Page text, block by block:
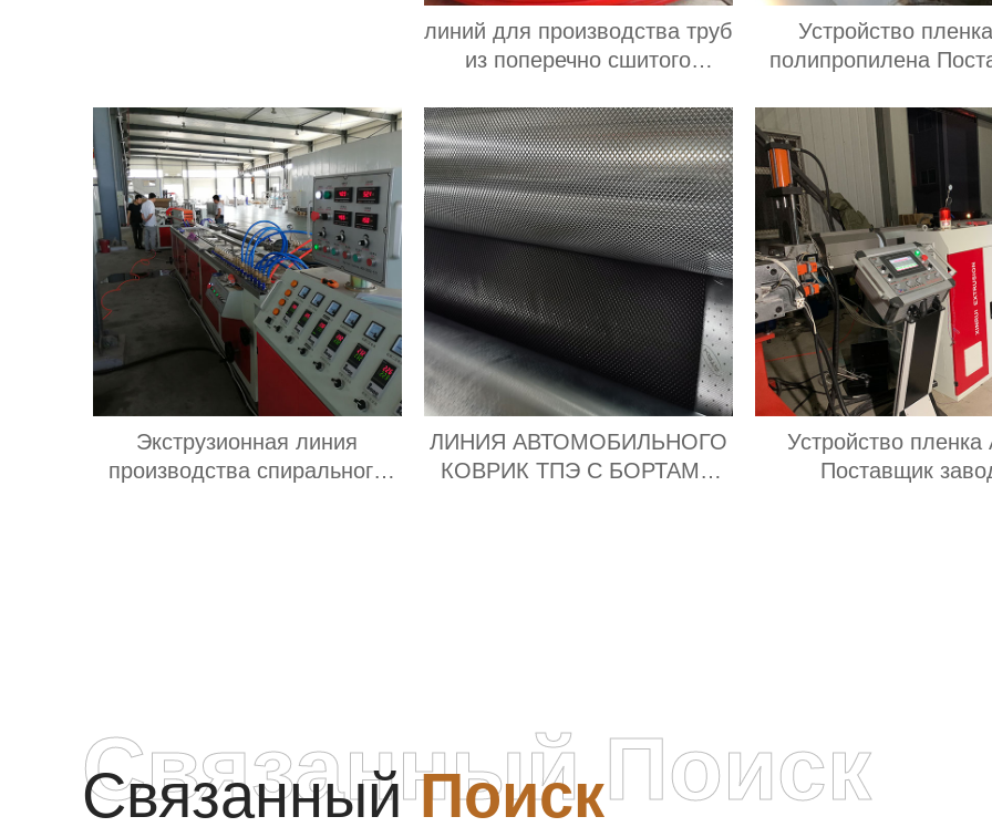
линий для производства труб
из поперечно сшитого
Устройство
полипропилена
Экструзионная линия
производства спирального
ЛИНИЯ АВТОМОБИЛЬНОГО
КОВРИК ТПЭ С БОРТАМИ
Устройство
Поставщик
СвязанныйПоиск
Связанный Поиск